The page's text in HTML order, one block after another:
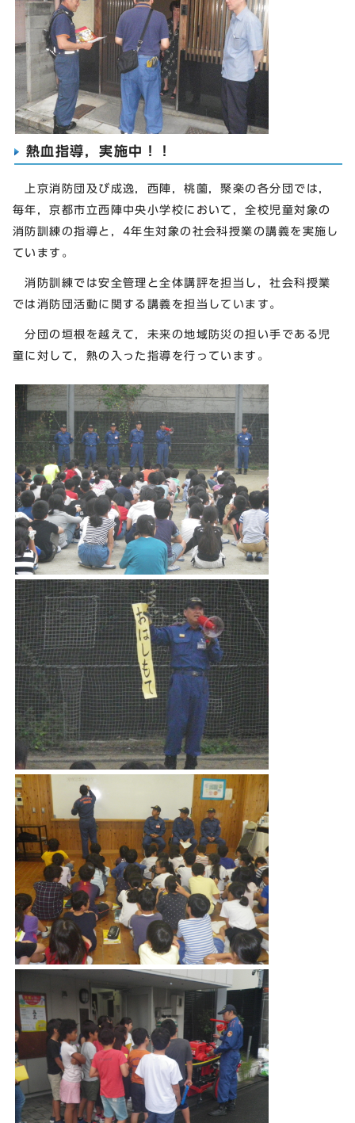
熱血指導，実施中！！
上京消防団及び成逸，西陣，桃薗，聚楽の各分団では，
毎年，京都市立西陣中央小学校において，全校児童対象の
消防訓練の指導と，4年生対象の社会科授業の講義を実施し
ています。
消防訓練では安全管理と全体講評を担当し，社会科授業
では消防団活動に関する講義を担当しています。
分団の垣根を越えて，未来の地域防災の担い手である児
童に対して，熱の入った指導を行っています。